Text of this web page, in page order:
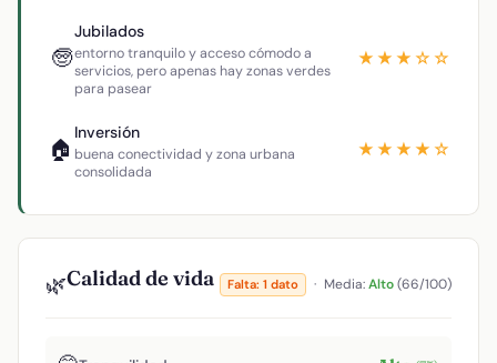
🧓
Jubilados
entorno tranquilo y acceso cómodo a
servicios, pero apenas hay zonas verdes
para pasear
★★★☆☆
🏠
Inversión
buena conectividad y zona urbana
consolidada
★★★★☆
🌿Calidad de vida Falta: 1 dato · Media:Alto(66/100)